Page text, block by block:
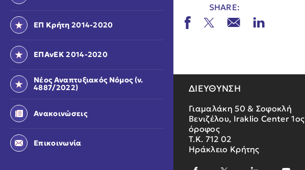
ΕΠ Κρήτη 2014-2020
ΕΠΑνΕΚ 2014-2020
Νέος Αναπτυξιακός Νόμος (ν.
4887/2022)
Ανακοινώσεις
Επικοινωνία
SHARE:
ΔΙΕΥΘΥΝΣΗ
Γιαμαλάκη 50 & Σοφοκλή
Βενιζέλου, Iraklio Center 1ος
όροφος
Τ.Κ. 712 02
Ηράκλειο Κρήτης